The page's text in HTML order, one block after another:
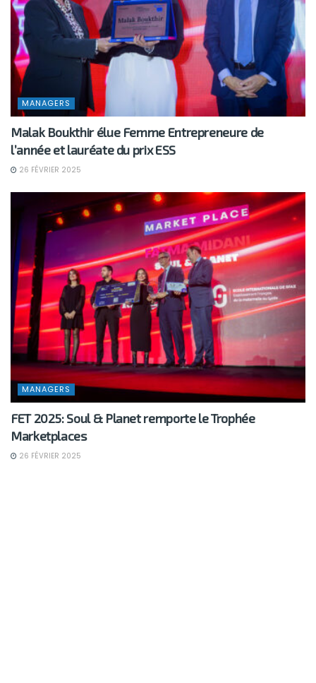
MANAGERS
Malak Boukthir élue Femme Entrepreneure de
l’année et lauréate du prix ESS
26 FÉVRIER 2025
MANAGERS
FET 2025: Soul & Planet remporte le Trophée
Marketplaces
26 FÉVRIER 2025